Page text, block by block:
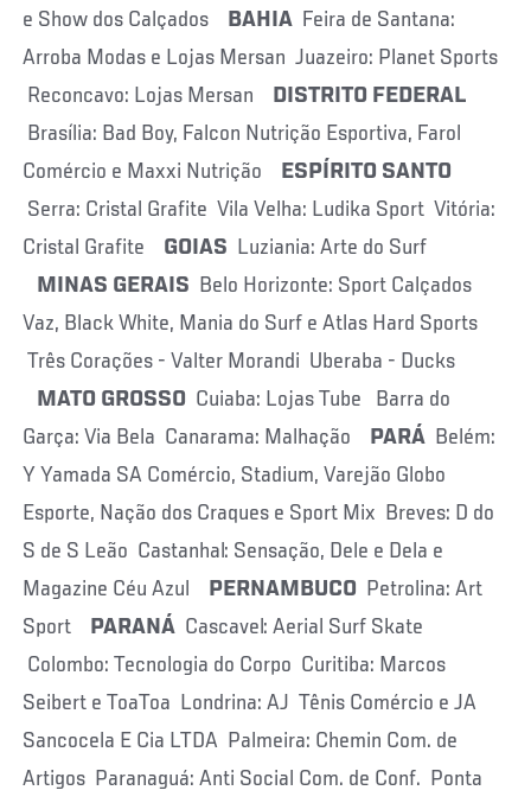
e Show dos Calçados
BAHIA Feira de Santana:
Arroba Modas e Lojas Mersan Juazeiro: Planet Sports
Reconcavo: Lojas Mersan
DISTRITO FEDERAL
Brasília: Bad Boy, Falcon Nutrição Esportiva, Farol
Comércio e Maxxi Nutrição
ESPÍRITO SANTO
Serra: Cristal Grafite Vila Velha: Ludika Sport Vitória:
Cristal Grafite GOIAS Luziania: Arte do Surf
MINAS GERAIS Belo Horizonte: Sport Calçados
Vaz, Black White, Mania do Surf e Atlas Hard Sports
Três Corações - Valter Morandi Uberaba - Ducks
MATO GROSSO Cuiaba: Lojas Tube Barra do
Garça: Via Bela Canarama: Malhação
PARÁ Belém:
Y Yamada SA Comércio, Stadium, Varejão Globo
Esporte, Nação dos Craques e Sport Mix Breves: D do
S de S Leão Castanhal: Sensação, Dele e Dela e
Magazine Céu Azul
PERNAMBUCO Petrolina: Art
Sport
PARANÁ Cascavel: Aerial Surf Skate
Colombo: Tecnologia do Corpo Curitiba: Marcos
Seibert e ToaToa Londrina: AJ Tênis Comércio e JA
Sancocela E Cia LTDA Palmeira: Chemin Com. de
Artigos Paranaguá: Anti Social Com. de Conf. Ponta